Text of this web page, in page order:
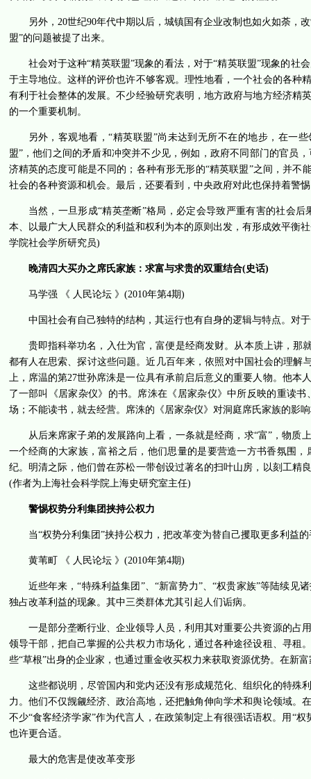
另外，20世纪90年代中期以后，城镇国有企业改制也如火如荼，
盟”的问题被提了出来。
社会对于这种“精英联盟”现象的看法，对于“精英联盟”现象的
于主导地位。这样的评价也许不够客观。理性地看，一个社会的各种
有利于社会整体的发展。不少经验研究表明，地方政府与地方经济精
的一个重要机制。
另外，客观地看，“精英联盟”尚未达到无所不在的地步，在一
盟”，他们之间的矛盾和冲突并不少见，例如，政府不同部门的官员
济精英的态度可能是不同的；各种有形无形的“精英联盟”之间，并不
社会的各种资源和机会。最后，还要看到，中央政府对此也保持着警
当然，一旦形成“精英垄断”格局，必定会导致严重有害的社会
本、以最广大人民群众的利益和权利为本的原则出发，有形成效平衡
学院社会学所研究员)
晚清四大买办之席氏家族：求富与求贵的双重结合(史话)
马学强 《 人民论坛 》(2010年第4期)
中国社会有自己独特的结构，其运行也有自身的逻辑与特点。对
贵即指科举功名，入仕为官，富便是经商发财。从本质上讲，那
都有人在思索、探讨这些问题。近几百年来，依照对中国社会的理解
上，席温的第27世孙席洙是一位具有承前启后意义的重要人物。他
了一部叫《居家杂仪》的书。席洙在《居家杂仪》中所反映的重读
场；不能读书，就去经营。席洙的《居家杂仪》对洞庭席氏家族的影
从后来席家子弟的发展路向上看，一条就是经商，求“富”，物质
一个经商的大家族，富裕之后，他们思量的是要营造一方书香氛围
纪。明清之际，他们曾在苏松一带创设过著名的扫叶山房，以刻工精
(作者为上海社会科学院上海史研究室主任)
警惕权势分利集团挟持公权力
当“权势分利集团”挟持公权力，把改革变为替自己攫取更多利益
黄苇町 《 人民论坛 》(2010年第4期)
近些年来，“特殊利益集团”、“新富势力”、“权贵家族”等陆续
独占改革利益的现象。其中三类群体尤其引起人们诟病。
一是部分垄断行业、企业领导人员，利用其对重要公共资源的占
领导干部，把自己掌握的公共权力市场化，通过各种途径设租、寻租
些“草根”出身的企业家，也通过重金收买权力来获取资源优势。在新
这些都说明，尽管国内和党内还没有形成规范化、组织化的特殊
力。他们不仅觊觎经济、政治高地，还把触角伸向学术和舆论领域
不少“食客经济学家”作为代言人，在政策制定上有很强话语权。用“
也许更合适。
最大的危害是使改革变形